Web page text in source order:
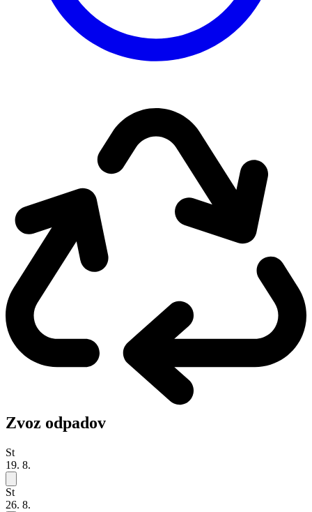
Zvoz odpadov
St
19. 8.
St
26. 8.